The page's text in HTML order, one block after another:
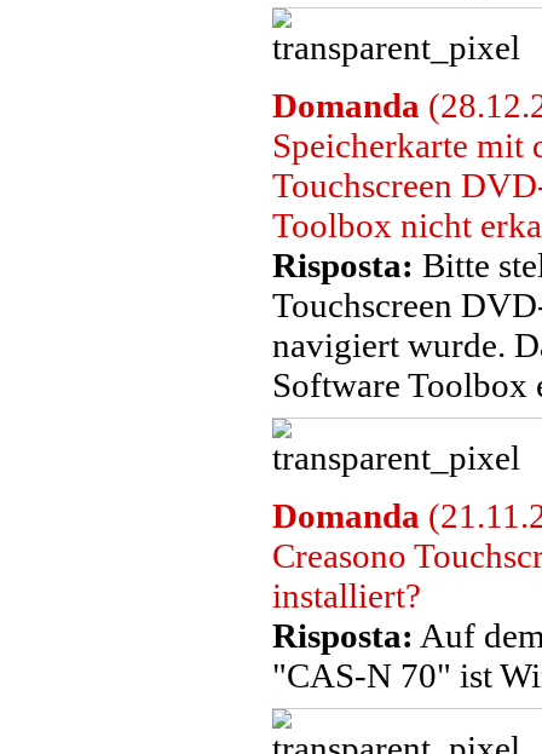
Domanda
Speicherkarte mit
Touchscreen
Toolbox nicht
Risposta: Bitte
Touchscreen
navigiert wurde.
Software Toolbox
Domanda
Creasono
installiert?
Risposta: Auf
"CAS-N 70" ist